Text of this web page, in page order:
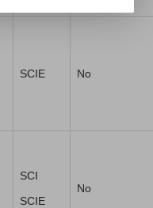
SCIE No
SCI
SCIE
No